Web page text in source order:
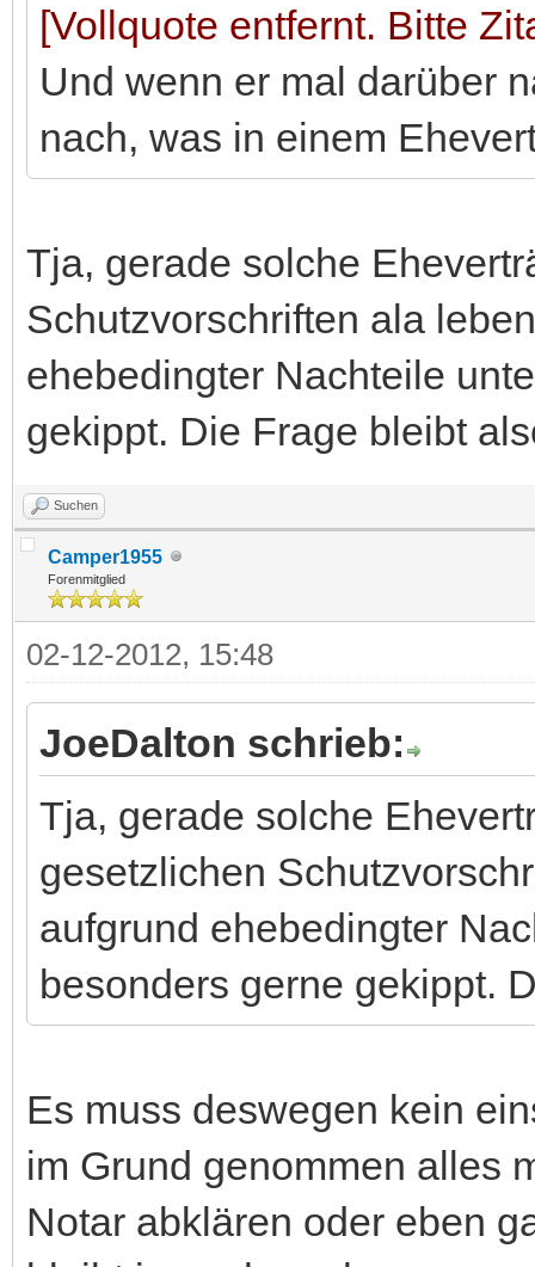
[Vollquote entfernt. Bitte
Und wenn er mal darüber
nach, was in einem
Tja, gerade solche
Schutzvorschriften ala
ehebedingter Nachteile
gekippt. Die Frage bleibt
Suchen
Camper1955
Forenmitglied
02-12-2012, 15:48
JoeDalton schrieb:
Tja, gerade solche
gesetzlichen
aufgrund ehebedingter
besonders gerne gekippt.
Es muss deswegen kein
im Grund genommen alles
Notar abklären oder eben